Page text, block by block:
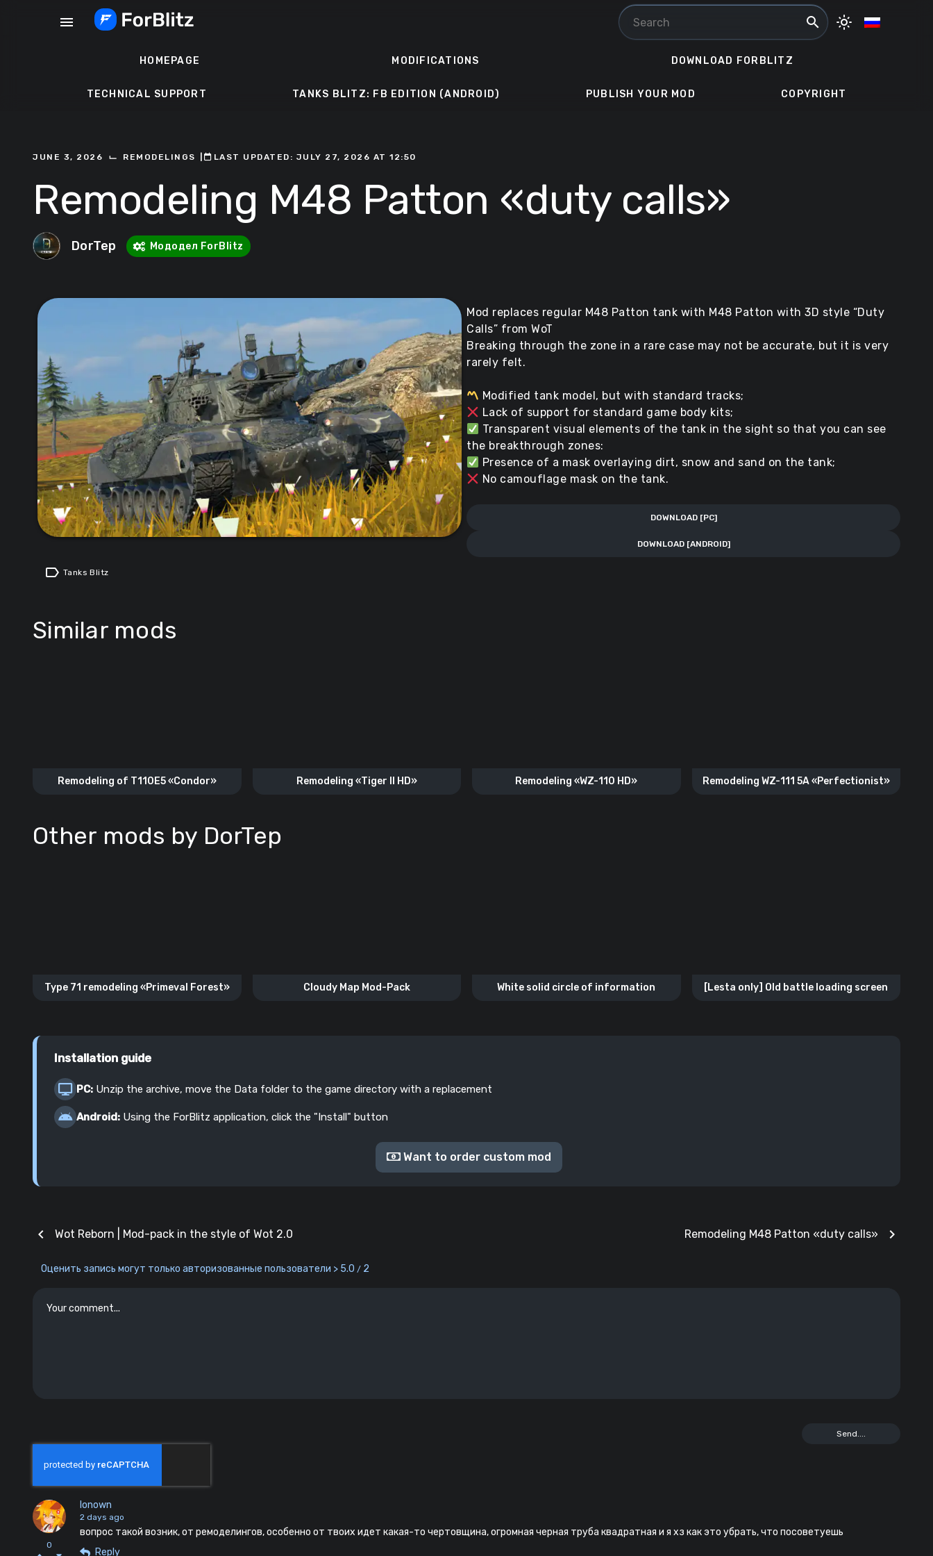
menu search light_mode
HOMEPAGE MODIFICATIONS DOWNLOAD FORBLITZ
TECHNICAL SUPPORT TANKS BLITZ: FB EDITION (ANDROID) PUBLISH YOUR MOD COPYRIGHT
JUNE 3, 2026 ⌙ REMODELINGS ㅤLAST UPDATED: JULY 27, 2026 AT 12:50
Remodeling M48 Patton «duty calls»
DorTep Мододел ForBlitz
Mod replaces regular M48 Patton tank with M48 Patton with 3D style “Duty
Calls” from WoT
Breaking through the zone in a rare case may not be accurate, but it is very
rarely felt.
Modified tank model, but with standard tracks;
Lack of support for standard game body kits;
Transparent visual elements of the tank in the sight so that you can see
the breakthrough zones:
Presence of a mask overlaying dirt, snow and sand on the tank;
No camouflage mask on the tank.
DOWNLOAD [PC]
DOWNLOAD [ANDROID]
label Tanks Blitz
Similar mods
Remodeling of T110E5 «Condor» Remodeling «Tiger II HD» Remodeling «WZ-110 HD» Remodeling WZ-111 5A «Perfectionist»
Other mods by DorTep
Type 71 remodeling «Primeval Forest» Cloudy Map Mod-Pack White solid circle of information [Lesta only] Old battle loading screen
Installation guide
PC: Unzip the archive, move the Data folder to the game directory with a replacement
Android: Using the ForBlitz application, click the "Install" button
Want to order custom mod
chevron_left Wot Reborn | Mod-pack in the style of Wot 2.0 Remodeling M48 Patton «duty calls» chevron_right
Оценить запись могут только авторизованные пользователи > 5.0 / 2
0
lonown
2 days ago
вопрос такой возник, от ремоделингов, особенно от твоих идет какая-то чертовщина, огромная черная труба квадратная и я хз как это убрать, что посоветуешь
Reply